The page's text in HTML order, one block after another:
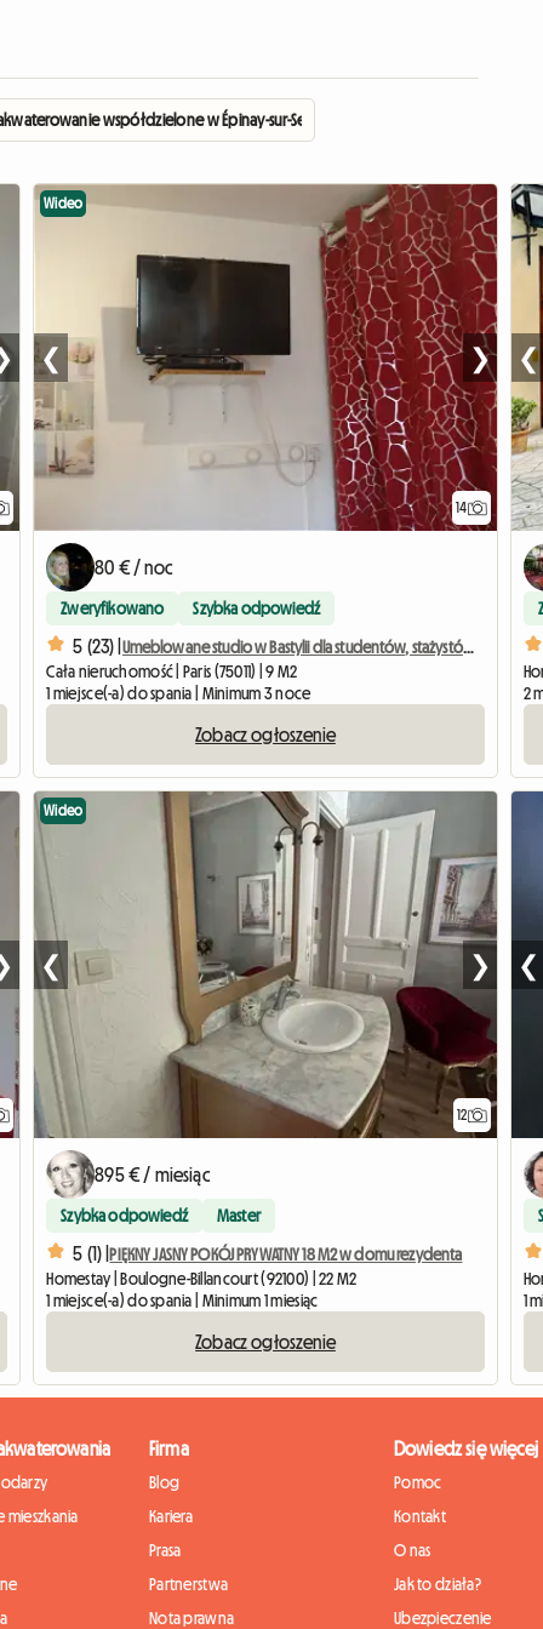
współdzielone w Épinay-sur-Seine
14
Wideo
❮ ❯
80 € / noc
Zweryfikowano Szybka odpowiedź
5 (23) |
Umeblowane studio w Bastylii dla studentów, stażystów i podróżujących służbowo.
Cała nieruchomość | Paris (75011) | 9 M2
1 miejsce(-a) do spania | Minimum 3 noce
Zobacz ogłoszenie
❮
2
12
Wideo
❮ ❯
895 € / miesiąc
Szybka odpowiedź Master
5 (1) |PIĘKNY JASNY POKÓJ PRYWATNY 18 M2 w domu rezydenta
Homestay | Boulogne-Billancourt (92100) | 22 M2
1 miejsce(-a) do spania | Minimum 1 miesiąc
Zobacz ogłoszenie
❮
1
mieszkania
Firma
Blog
Kariera
Prasa
Partnerstwa
Nota prawna
Dowiedz się więcej
Pomoc
Kontakt
O nas
Jak to działa?
Ubezpieczenie